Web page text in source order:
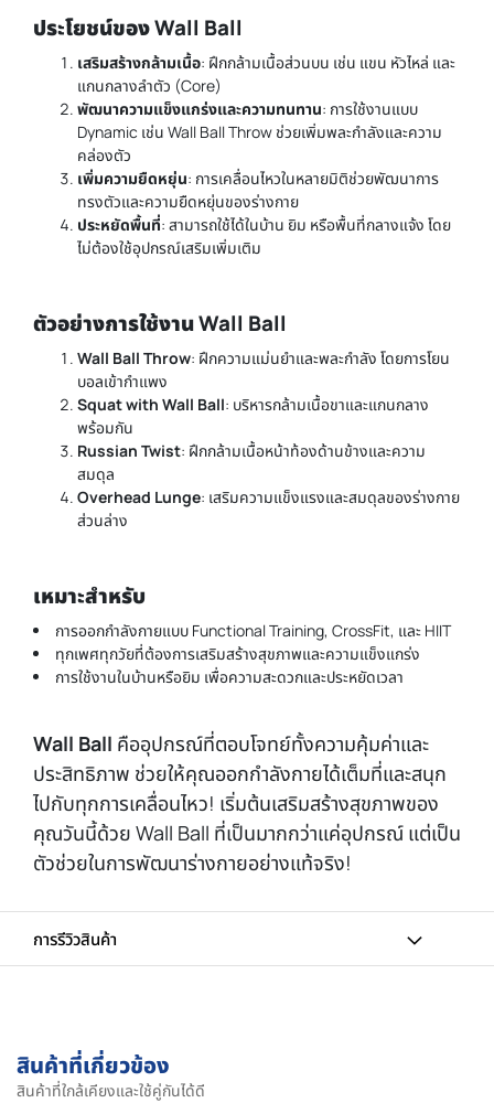
ประโยชน์ของ Wall Ball
เสริมสร้างกล้ามเนื้อ: ฝึกกล้ามเนื้อส่วนบน เช่น แขน หัวไหล่ และ
แกนกลางลำตัว (Core)
พัฒนาความแข็งแกร่งและความทนทาน: การใช้งานแบบ
Dynamic เช่น Wall Ball Throw ช่วยเพิ่มพละกำลังและความ
คล่องตัว
เพิ่มความยืดหยุ่น: การเคลื่อนไหวในหลายมิติช่วยพัฒนาการ
ทรงตัวและความยืดหยุ่นของร่างกาย
ประหยัดพื้นที่: สามารถใช้ได้ในบ้าน ยิม หรือพื้นที่กลางแจ้ง โดย
ไม่ต้องใช้อุปกรณ์เสริมเพิ่มเติม
ตัวอย่างการใช้งาน Wall Ball
Wall Ball Throw: ฝึกความแม่นยำและพละกำลัง โดยการโยน
บอลเข้ากำแพง
Squat with Wall Ball: บริหารกล้ามเนื้อขาและแกนกลาง
พร้อมกัน
Russian Twist: ฝึกกล้ามเนื้อหน้าท้องด้านข้างและความ
สมดุล
Overhead Lunge: เสริมความแข็งแรงและสมดุลของร่างกาย
ส่วนล่าง
เหมาะสำหรับ
การออกกำลังกายแบบ Functional Training, CrossFit, และ HIIT
ทุกเพศทุกวัยที่ต้องการเสริมสร้างสุขภาพและความแข็งแกร่ง
การใช้งานในบ้านหรือยิม เพื่อความสะดวกและประหยัดเวลา
Wall Ball คืออุปกรณ์ที่ตอบโจทย์ทั้งความคุ้มค่าและ
ประสิทธิภาพ ช่วยให้คุณออกกำลังกายได้เต็มที่และสนุก
ไปกับทุกการเคลื่อนไหว! เริ่มต้นเสริมสร้างสุขภาพของ
คุณวันนี้ด้วย Wall Ball ที่เป็นมากกว่าแค่อุปกรณ์ แต่เป็น
ตัวช่วยในการพัฒนาร่างกายอย่างแท้จริง!
การรีวิวสินค้า
สินค้าที่เกี่ยวข้อง
สินค้าที่ใกล้เคียงและใช้คู่กันได้ดี